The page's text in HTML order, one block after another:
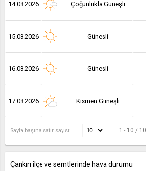
14.08.2026 Çoğunlukla Güneşli
15.08.2026 Güneşli
16.08.2026 Güneşli
17.08.2026 Kısmen Güneşli
Sayfa başına satır sayısı: 1 - 10 / 10
Çankırı ilçe ve semtlerinde hava durumu